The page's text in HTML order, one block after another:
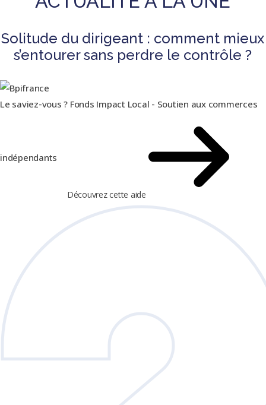
Solitude du dirigeant : comment mieux
s’entourer sans perdre le contrôle ?
Le saviez-vous ? Fonds Impact Local - Soutien aux commerces
indépendants
Découvrez cette aide